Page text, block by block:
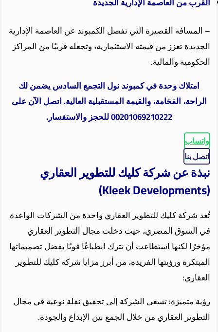
– المسافة القصيرة التي تفصل الكمبوند عن العاصمة الإدارية
الجديدة تعزز من قيمته الاستثمارية، وتجعله قريبًا من المراكز
الحكومية والمالية.
امتلاك وحدة في كمبوند نول التجمع السادس يضمن لك
الراحة، الفخامة، والقيمة المستقبلية العالية. اتصل الآن على
00201069210222 للحجز والاستفسار.
واتساب
اتصل بنا
نبذة عن شركة كليك للتطوير العقاري
(Kleek Developments)
تُعد شركة كليك للتطوير العقاري واحدة من الشركات الواعدة
في السوق المصري، حيث دخلت مجال التطوير العقاري
مؤخرًا لكنها استطاعت أن تترك انطباعًا قويًا بفضل تصميماتها
المبتكرة ورؤيتها الفريدة، من أبرز مزايا شركة كليك للتطوير
العقاري:
رؤية متميزة: تسعى الشركة إلى تحقيق نقلة نوعية في مجال
التطوير العقاري من خلال الجمع بين الإبداع والجودة.